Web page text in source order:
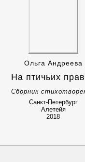
Ольга Андреева
На птичьих
Сборник
Санкт-Петербург
Алетейя
2018